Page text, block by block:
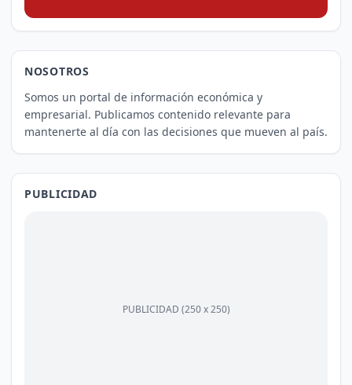
NOSOTROS
Somos un portal de información económica y
empresarial. Publicamos contenido relevante para
mantenerte al día con las decisiones que mueven al país.
PUBLICIDAD
PUBLICIDAD (250 x 250)